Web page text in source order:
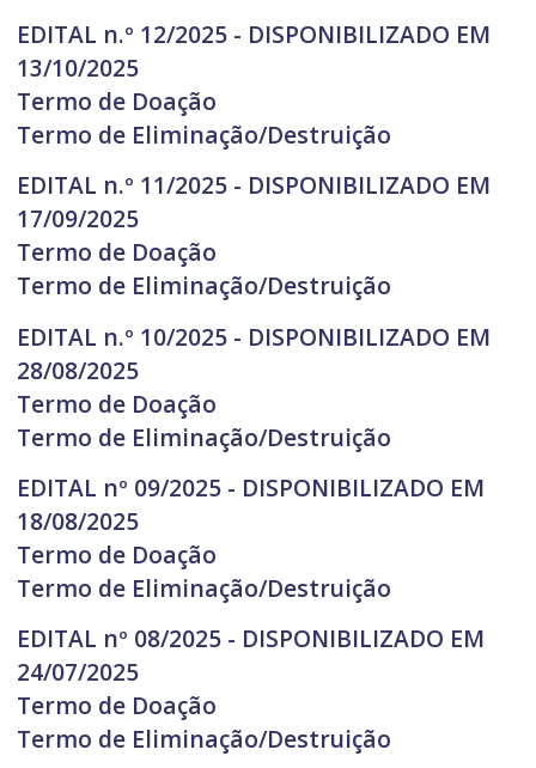
EDITAL n.º 12/2025 - DISPONIBILIZADO EM
13/10/2025
Termo de Doação
Termo de Eliminação/Destruição
EDITAL n.º 11/2025 - DISPONIBILIZADO EM
17/09/2025
Termo de Doação
Termo de Eliminação/Destruição
EDITAL n.º 10/2025 - DISPONIBILIZADO EM
28/08/2025
Termo de Doação
Termo de Eliminação/Destruição
EDITAL nº 09/2025 - DISPONIBILIZADO EM
18/08/2025
Termo de Doação
Termo de Eliminação/Destruição
EDITAL nº 08/2025 - DISPONIBILIZADO EM
24/07/2025
Termo de Doação
Termo de Eliminação/Destruição